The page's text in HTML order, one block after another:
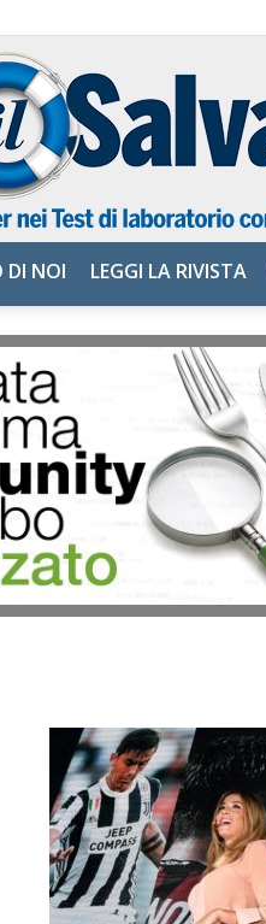
DI NOI LEGGI LA RIVISTA